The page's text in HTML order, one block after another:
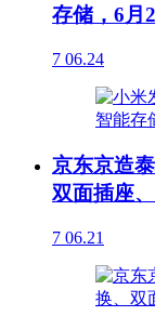
存储，6月
7 06.24
京东京造
双面插座
7 06.21